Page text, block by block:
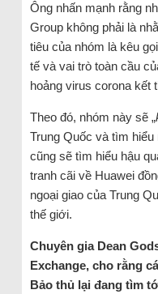
Ông nhấn mạnh rằng
Group không phải là
tiêu của nhóm là kêu
tế và vai trò toàn cầu
hoảng virus corona kết
Theo đó, nhóm này sẽ „
Trung Quốc và tìm
cũng sẽ tìm hiểu hậu
tranh cãi về Huawei
ngoại giao của Trung
thế giới.
Chuyên gia Dean
Exchange, cho rằng
Bảo thủ lại đang tìm